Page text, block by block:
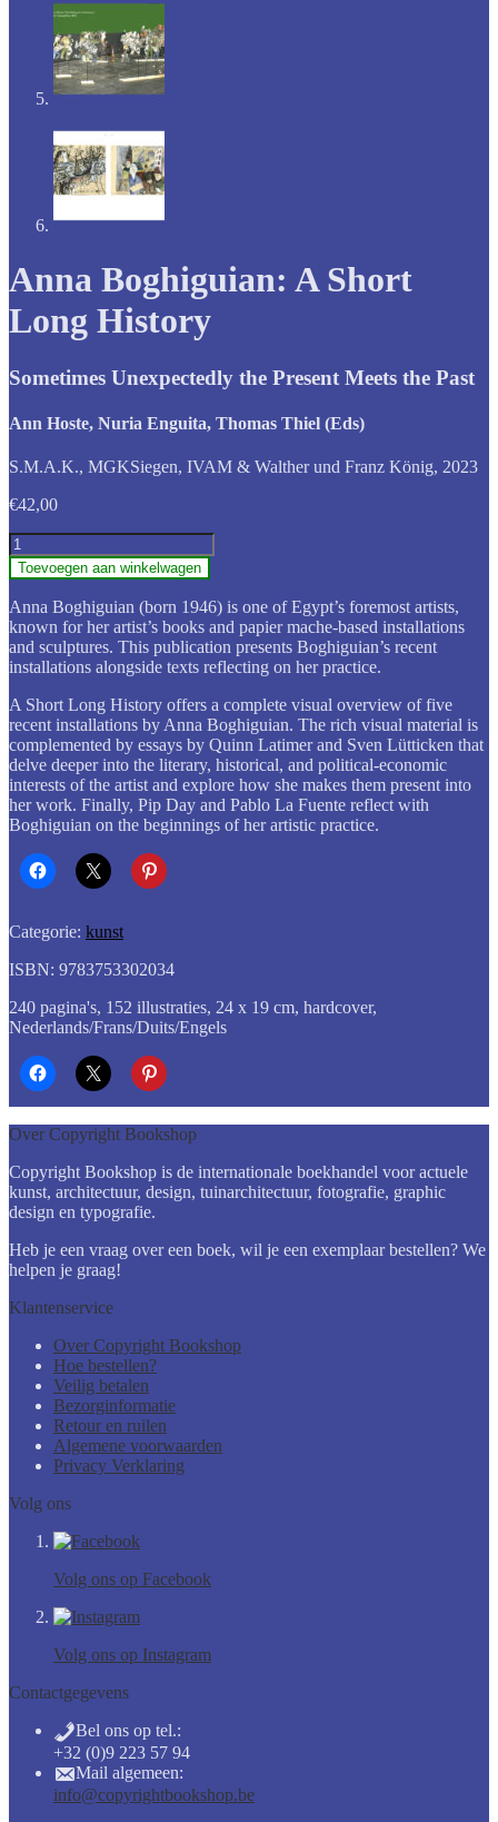
Anna Boghiguian: A Short
Long History
Sometimes Unexpectedly the Present Meets the Past
Ann Hoste, Nuria Enguita, Thomas Thiel (Eds)
S.M.A.K., MGKSiegen, IVAM & Walther und Franz König, 2023
€42,00
Anna
Boghiguian:
A
Short
Long
History
aantal
Toevoegen aan winkelwagen
Anna Boghiguian (born 1946) is one of Egypt’s foremost artists,
known for her artist’s books and papier mache-based installations
and sculptures. This publication presents Boghiguian’s recent
installations alongside texts reflecting on her practice.
A Short Long History offers a complete visual overview of five
recent installations by Anna Boghiguian. The rich visual material is
complemented by essays by Quinn Latimer and Sven Lütticken that
delve deeper into the literary, historical, and political-economic
interests of the artist and explore how she makes them present into
her work. Finally, Pip Day and Pablo La Fuente reflect with
Boghiguian on the beginnings of her artistic practice.
Categorie: kunst
ISBN: 9783753302034
240 pagina's, 152 illustraties, 24 x 19 cm, hardcover,
Nederlands/Frans/Duits/Engels
Over Copyright Bookshop
Copyright Bookshop is de internationale boekhandel voor actuele
kunst, architectuur, design, tuinarchitectuur, fotografie, graphic
design en typografie.
Heb je een vraag over een boek, wil je een exemplaar bestellen? We
helpen je graag!
Klantenservice
Over Copyright Bookshop
Hoe bestellen?
Veilig betalen
Bezorginformatie
Retour en ruilen
Algemene voorwaarden
Privacy Verklaring
Volg ons
Volg ons op Facebook
Volg ons op Instagram
Contactgegevens
Bel ons op tel.:
+32 (0)9 223 57 94
Mail algemeen:
info@copyrightbookshop.be